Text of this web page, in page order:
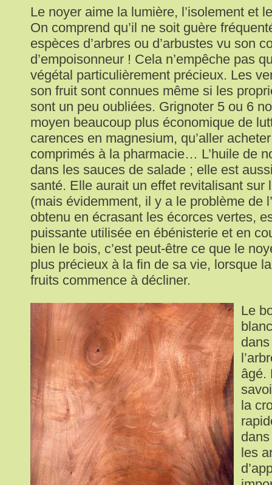
Le noyer aime la lumière, l’isolement et
On comprend qu’il ne soit guère
espèces d’arbres ou d’arbustes vu son
d’empoisonneur ! Cela n’empêche pas
végétal particulièrement précieux. Les
son fruit sont connues même si les
sont un peu oubliées. Grignoter 5 ou 6
moyen beaucoup plus économique de
carences en magnesium, qu’aller
comprimés à la pharmacie… L’huile de
dans les sauces de salade ; elle est
santé. Elle aurait un effet revitalisant sur
(mais évidemment, il y a le problème de
obtenu en écrasant les écorces vertes,
puissante utilisée en ébénisterie et en
bien le bois, c’est peut-être ce que le
plus précieux à la fin de sa vie, lorsque
fruits commence à décliner.
Le
âgé.
la
les